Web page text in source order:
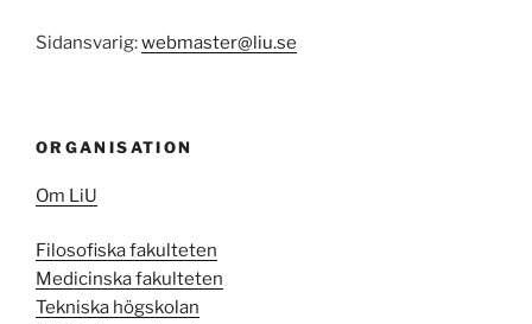
Sidansvarig:webmaster@liu.se
ORGANISATION
Om LiU
Filosofiska fakulteten
Medicinska fakulteten
Tekniska högskolan